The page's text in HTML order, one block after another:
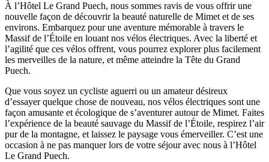
À l’Hôtel Le Grand Puech, nous sommes ravis de vous offrir une
nouvelle façon de découvrir la beauté naturelle de Mimet et de ses
environs. Embarquez pour une aventure mémorable à travers le
Massif de l’Étoile en louant nos vélos électriques. Avec la liberté et
l’agilité que ces vélos offrent, vous pourrez explorer plus facilement
les merveilles de la nature, et même atteindre la Tête du Grand
Puech.
Que vous soyez un cycliste aguerri ou un amateur désireux
d’essayer quelque chose de nouveau, nos vélos électriques sont une
façon amusante et écologique de s’aventurer autour de Mimet. Faites
l’expérience de la beauté sauvage du Massif de l’Étoile, respirez l’air
pur de la montagne, et laissez le paysage vous émerveiller. C’est une
occasion à ne pas manquer lors de votre séjour avec nous à l’Hôtel
Le Grand Puech.